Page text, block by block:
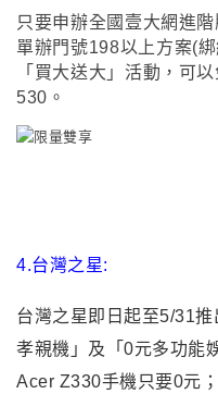
只要申辦全國壹大網進
單辦門號198以上方案(
「買大送大」活動，可
530。
4.台灣之星:
台灣之星即日起至5/31
孝親機」及「0元多功能
Acer Z330手機只要0元